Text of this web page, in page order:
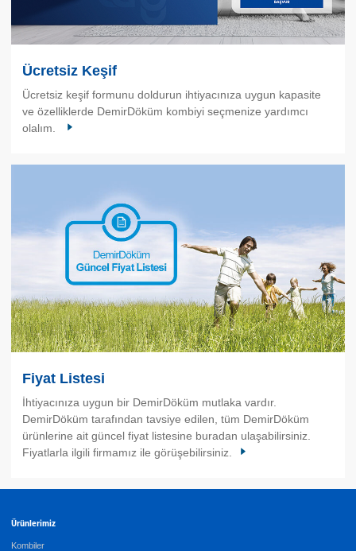
Ücretsiz Keşif
Ücretsiz keşif formunu doldurun ihtiyacınıza uygun kapasite
ve özelliklerde DemirDöküm kombiyi seçmenize yardımcı
olalım.
Fiyat Listesi
İhtiyacınıza uygun bir DemirDöküm mutlaka vardır.
DemirDöküm tarafından tavsiye edilen, tüm DemirDöküm
ürünlerine ait güncel fiyat listesine buradan ulaşabilirsiniz.
Fiyatlarla ilgili firmamız ile görüşebilirsiniz.
Ürünlerimiz
Kombiler